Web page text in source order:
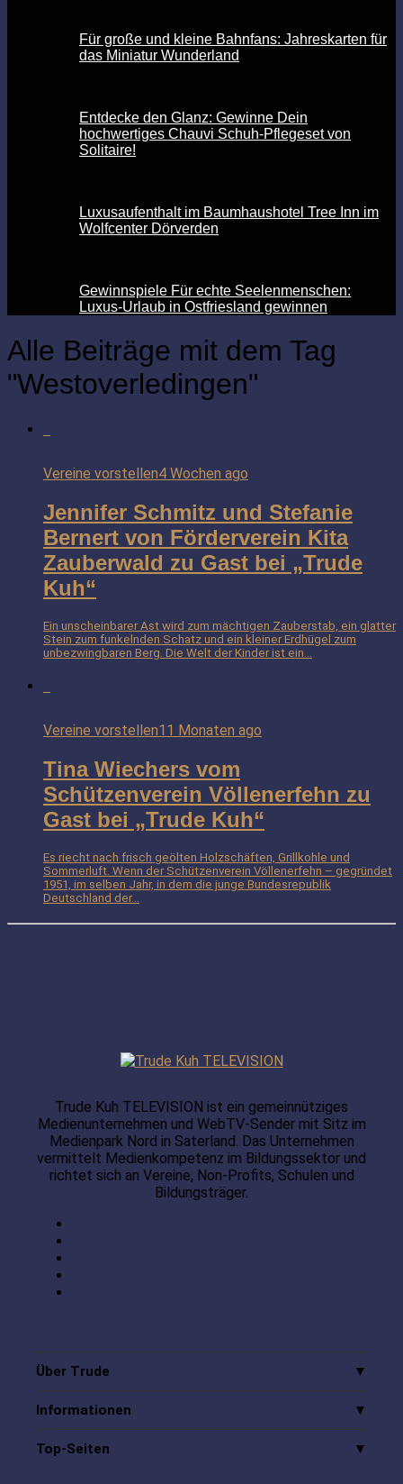
Für große und kleine Bahnfans: Jahreskarten für
das Miniatur Wunderland
Entdecke den Glanz: Gewinne Dein
hochwertiges Chauvi Schuh-Pflegeset von
Solitaire!
Luxusaufenthalt im Baumhaushotel Tree Inn im
Wolfcenter Dörverden
Gewinnspiele Für echte Seelenmenschen:
Luxus-Urlaub in Ostfriesland gewinnen
Alle Beiträge mit dem Tag
"Westoverledingen"
Vereine vorstellen4 Wochen ago
Jennifer Schmitz und Stefanie
Bernert von Förderverein Kita
Zauberwald zu Gast bei „Trude
Kuh“
Ein unscheinbarer Ast wird zum mächtigen Zauberstab, ein glatter
Stein zum funkelnden Schatz und ein kleiner Erdhügel zum
unbezwingbaren Berg. Die Welt der Kinder ist ein...
Vereine vorstellen11 Monaten ago
Tina Wiechers vom
Schützenverein Völlenerfehn zu
Gast bei „Trude Kuh“
Es riecht nach frisch geölten Holzschäften, Grillkohle und
Sommerluft. Wenn der Schützenverein Völlenerfehn – gegründet
1951, im selben Jahr, in dem die junge Bundesrepublik
Deutschland der...
Trude Kuh TELEVISION ist ein gemeinnütziges
Medienunternehmen und WebTV-Sender mit Sitz im
Medienpark Nord in Saterland. Das Unternehmen
vermittelt Medienkompetenz im Bildungssektor und
richtet sich an Vereine, Non-Profits, Schulen und
Bildungsträger.
Über Trude
Informationen
Top-Seiten